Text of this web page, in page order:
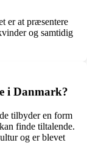
er at præsentere
og samtidig
i Danmark?
tilbyder en form
finde tiltalende.
og er blevet